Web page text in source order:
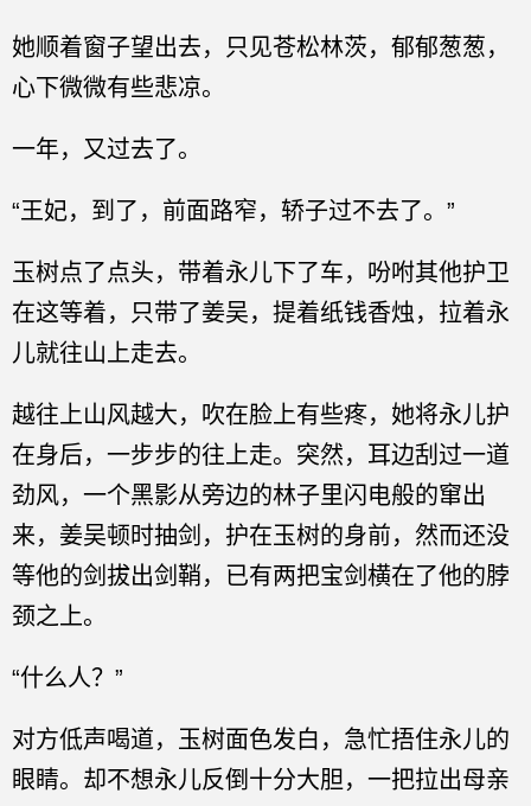
她顺着窗子望出去，只见苍松林茨，郁郁葱葱，
心下微微有些悲凉。
一年，又过去了。
“王妃，到了，前面路窄，轿子过不去了。”
玉树点了点头，带着永儿下了车，吩咐其他护卫
在这等着，只带了姜吴，提着纸钱香烛，拉着永
儿就往山上走去。
越往上山风越大，吹在脸上有些疼，她将永儿护
在身后，一步步的往上走。突然，耳边刮过一道
劲风，一个黑影从旁边的林子里闪电般的窜出
来，姜吴顿时抽剑，护在玉树的身前，然而还没
等他的剑拔出剑鞘，已有两把宝剑横在了他的脖
颈之上。
“什么人？”
对方低声喝道，玉树面色发白，急忙捂住永儿的
眼睛。却不想永儿反倒十分大胆，一把拉出母亲